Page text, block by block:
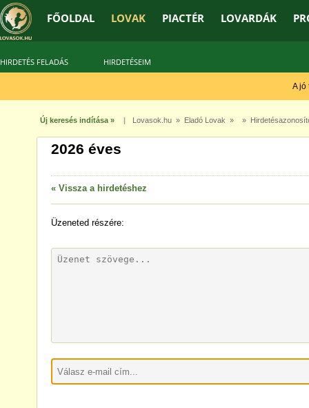
FŐOLDAL LOVAK PIACTÉR LOVARDÁK
HIRDETÉS FELADÁS HIRDETÉSEIM
A jó
Új keresés indítása » | Lovasok.hu» Eladó Lovak » »
2026 éves
« Vissza a hirdetéshez
Üzeneted részére: